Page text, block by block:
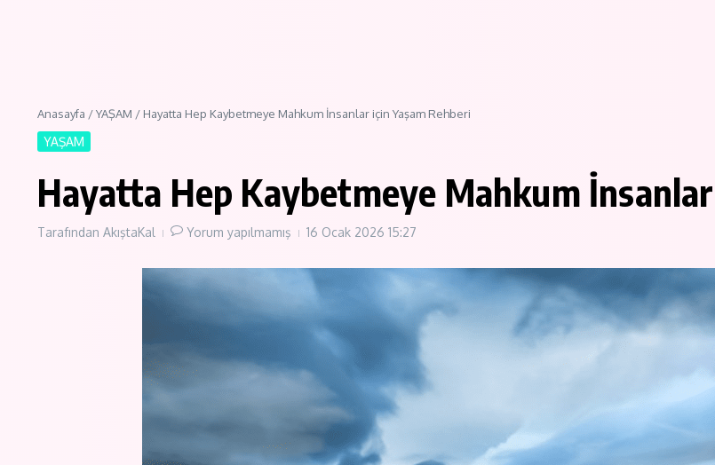
Anasayfa /YAŞAM / Hayatta Hep Kaybetmeye Mahkum İnsanlar için Yaşam Rehberi
YAŞAM
Hayatta Hep Kaybetmeye Mahkum
Tarafından AkıştaKal Yorum yapılmamış 16 Ocak 2026 15:27